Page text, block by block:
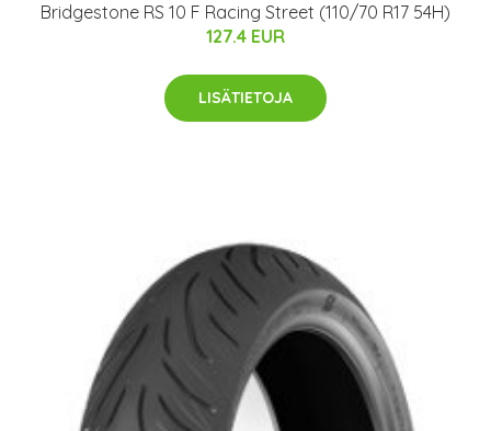
Bridgestone RS 10 F Racing Street (110/70 R17 54H)
127.4 EUR
LISÄTIETOJA